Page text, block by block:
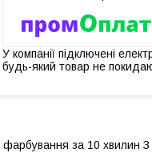
У компанії підключені
будь-який товар не
за 10 хвилин